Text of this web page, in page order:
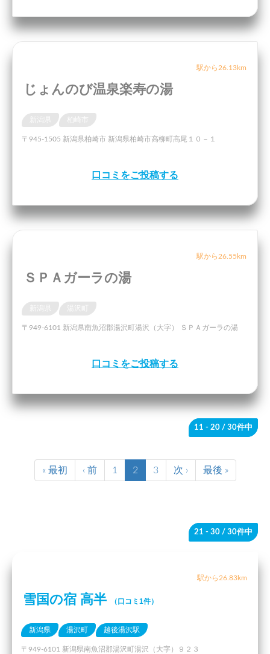
駅から26.13km
じょんのび温泉楽寿の湯
〒945-1505 新潟県柏崎市 新潟県柏崎市高柳町高尾１０－１
口コミをご投稿する
駅から26.55km
ＳＰＡガーラの湯
〒949-6101 新潟県南魚沼郡湯沢町湯沢（大字） ＳＰＡガーラの湯
口コミをご投稿する
11 - 20 / 30件中
« 最初 ‹ 前 1 2 3 次 › 最後 »
21 - 30 / 30件中
駅から26.83km
雪国の宿 高半 （口コミ1件）
新潟県 湯沢町 越後湯沢駅
〒949-6101 新潟県南魚沼郡湯沢町湯沢（大字）９２３